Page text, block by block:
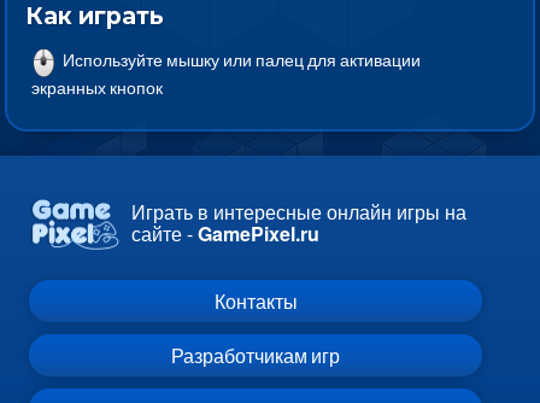
Как играть
Используйте мышку или палец для активации
экранных кнопок
Играть в интересные онлайн игры на
сайте -GamePixel.ru
Контакты
Разработчикам игр